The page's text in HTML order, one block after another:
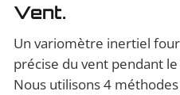
Vent.
Un variomètre inertiel
précise du vent pendant
Nous utilisons 4